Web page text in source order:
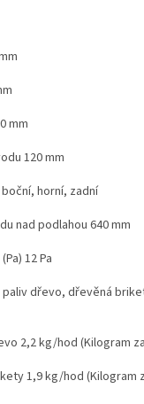
mm
120 mm
horní, zadní
nad podlahou 640 mm
12 Pa
dřevo, dřevěná
2,2 kg/hod (Kilogram
1,9 kg/hod (Kilogram